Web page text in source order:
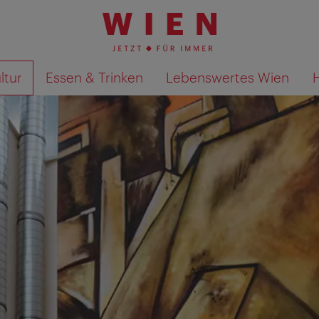
Essen & Trinken Lebenswertes Wien
Suchergebnisse auf Karte